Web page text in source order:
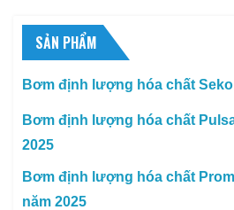
SẢN PHẨM
Bơm định lượng hóa chất
Bơm định lượng hóa chất
2025
Bơm định lượng hóa chất
năm 2025